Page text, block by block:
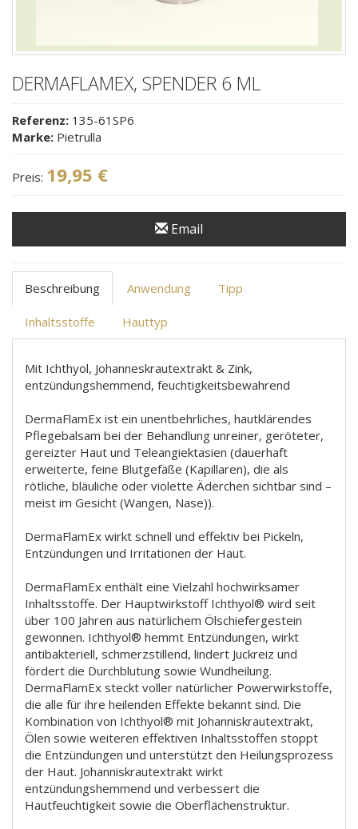
DERMAFLAMEX, SPENDER 6 ML
Referenz: 135-61SP6
Marke: Pietrulla
Preis: 19,95 €
Email
Beschreibung Anwendung Tipp
Inhaltsstoffe Hauttyp
Mit Ichthyol, Johanneskrautextrakt & Zink,
entzündungshemmend, feuchtigkeitsbewahrend
DermaFlamEx ist ein unentbehrliches, hautklärendes
Pflegebalsam bei der Behandlung unreiner, geröteter,
gereizter Haut und Teleangiektasien (dauerhaft
erweiterte, feine Blutgefäße (Kapillaren), die als
rötliche, bläuliche oder violette Äderchen sichtbar sind –
meist im Gesicht (Wangen, Nase)).
DermaFlamEx wirkt schnell und effektiv bei Pickeln,
Entzündungen und Irritationen der Haut.
DermaFlamEx enthält eine Vielzahl hochwirksamer
Inhaltsstoffe. Der Hauptwirkstoff Ichthyol® wird seit
über 100 Jahren aus natürlichem Ölschiefergestein
gewonnen. Ichthyol® hemmt Entzündungen, wirkt
antibakteriell, schmerzstillend, lindert Juckreiz und
fördert die Durchblutung sowie Wundheilung.
DermaFlamEx steckt voller natürlicher Powerwirkstoffe,
die alle für ihre heilenden Effekte bekannt sind. Die
Kombination von Ichthyol® mit Johanniskrautextrakt,
Ölen sowie weiteren effektiven Inhaltsstoffen stoppt
die Entzündungen und unterstützt den Heilungsprozess
der Haut. Johanniskrautextrakt wirkt
entzündungshemmend und verbessert die
Hautfeuchtigkeit sowie die Oberflächenstruktur.